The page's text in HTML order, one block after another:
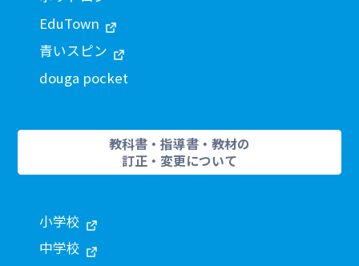
EduTown
青いスピン
douga pocket
教科書・指導書・教材の
訂正・変更について
小学校
中学校